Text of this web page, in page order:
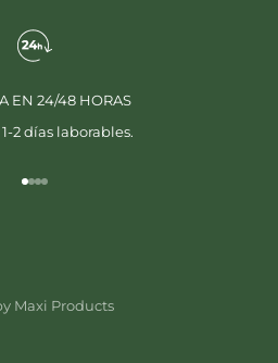
EN 24/48 HORAS
2 días laborables.
Ir al artículo 1
Ir al artículo 2
Ir al artículo 3
Ir al artículo 4
Maxi Products